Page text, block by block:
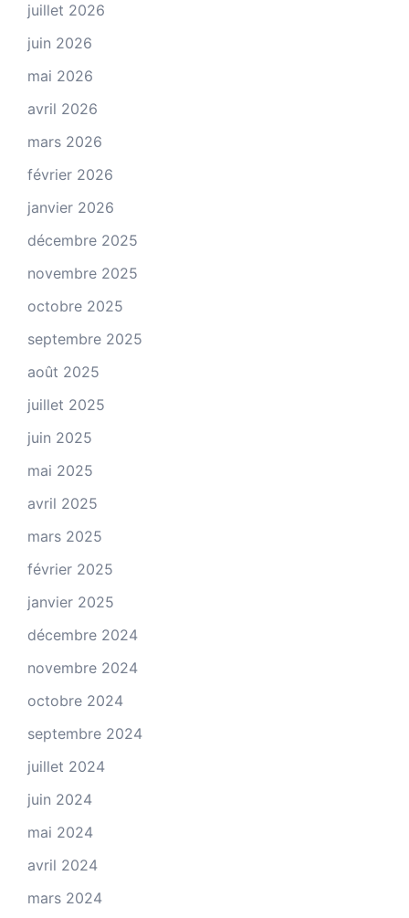
juillet 2026
juin 2026
mai 2026
avril 2026
mars 2026
février 2026
janvier 2026
décembre 2025
novembre 2025
octobre 2025
septembre 2025
août 2025
juillet 2025
juin 2025
mai 2025
avril 2025
mars 2025
février 2025
janvier 2025
décembre 2024
novembre 2024
octobre 2024
septembre 2024
juillet 2024
juin 2024
mai 2024
avril 2024
mars 2024